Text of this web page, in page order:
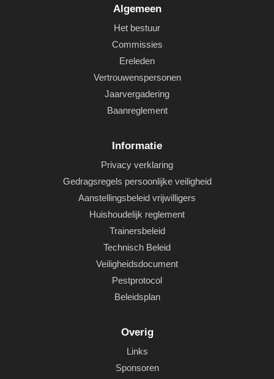
Algemeen
Het bestuur
Commissies
Ereleden
Vertrouwenspersonen
Jaarvergadering
Baanreglement
Informatie
Privacy verklaring
Gedragsregels persoonlijke veiligheid
Aanstellingsbeleid vrijwilligers
Huishoudelijk reglement
Trainersbeleid
Technisch Beleid
Veiligheidsdocument
Pestprotocol
Beleidsplan
Overig
Links
Sponsoren